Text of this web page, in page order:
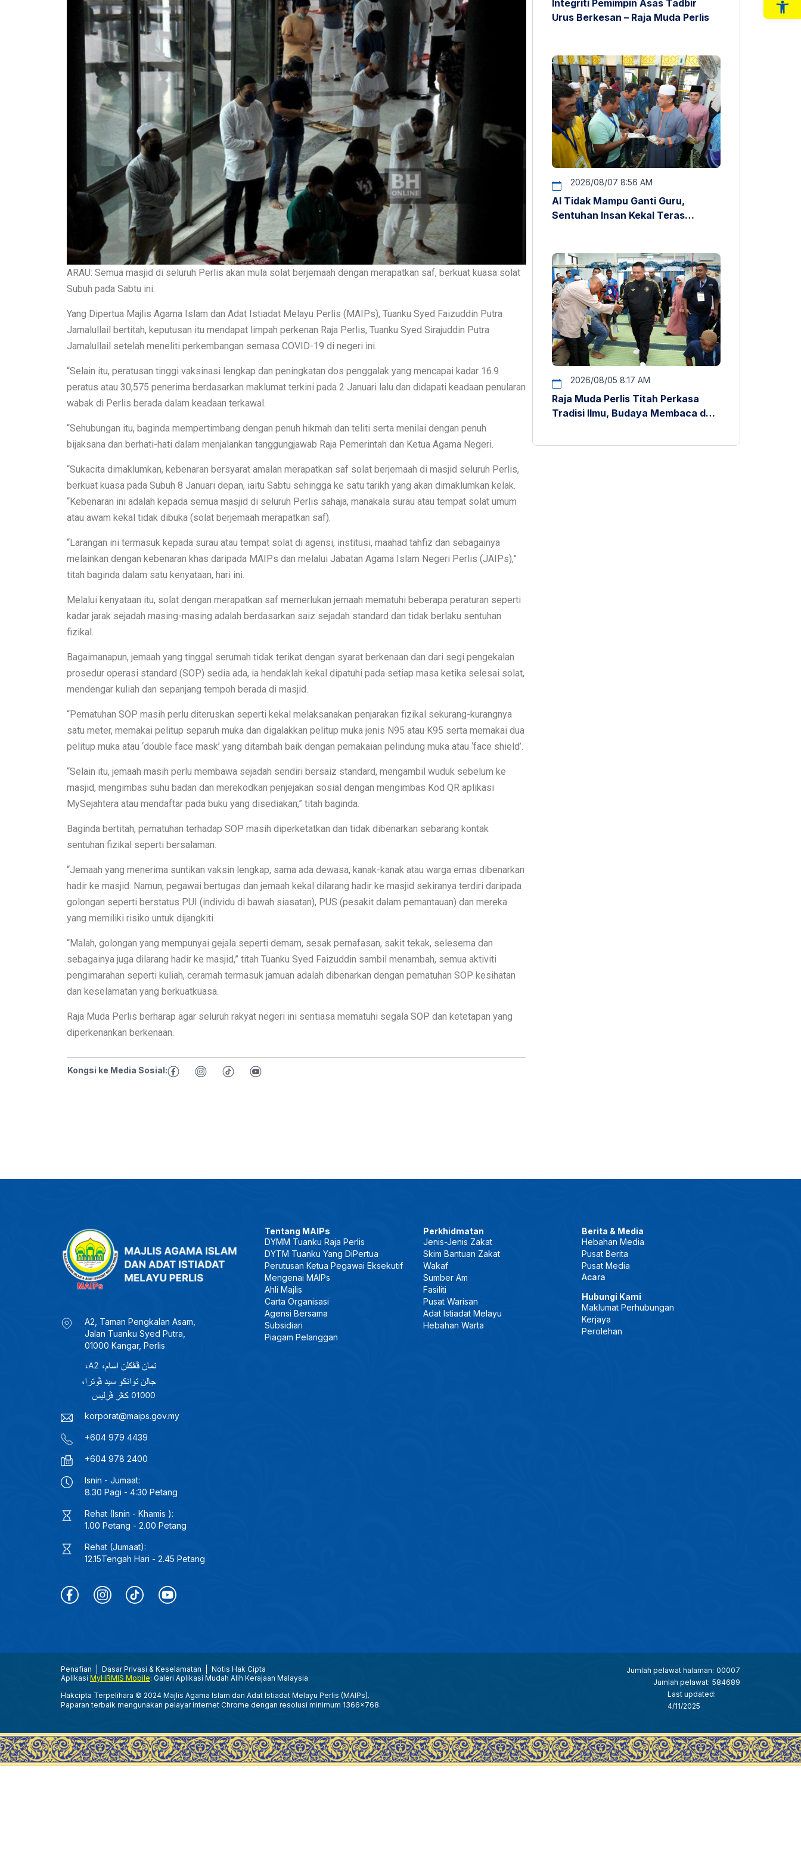
ARAU: Semua masjid di seluruh Perlis akan mula solat berjemaah dengan merapatkan saf, berkuat kuasa solat
Subuh pada Sabtu ini.
Yang Dipertua Majlis Agama Islam dan Adat Istiadat Melayu Perlis (MAIPs), Tuanku Syed Faizuddin Putra
Jamalullail bertitah, keputusan itu mendapat limpah perkenan Raja Perlis, Tuanku Syed Sirajuddin Putra
Jamalullail setelah meneliti perkembangan semasa COVID-19 di negeri ini.
“Selain itu, peratusan tinggi vaksinasi lengkap dan peningkatan dos penggalak yang mencapai kadar 16.9
peratus atau 30,575 penerima berdasarkan maklumat terkini pada 2 Januari lalu dan didapati keadaan penularan
wabak di Perlis berada dalam keadaan terkawal.
“Sehubungan itu, baginda mempertimbang dengan penuh hikmah dan teliti serta menilai dengan penuh
bijaksana dan berhati-hati dalam menjalankan tanggungjawab Raja Pemerintah dan Ketua Agama Negeri.
“Sukacita dimaklumkan, kebenaran bersyarat amalan merapatkan saf solat berjemaah di masjid seluruh Perlis,
berkuat kuasa pada Subuh 8 Januari depan, iaitu Sabtu sehingga ke satu tarikh yang akan dimaklumkan kelak.
“Kebenaran ini adalah kepada semua masjid di seluruh Perlis sahaja, manakala surau atau tempat solat umum
atau awam kekal tidak dibuka (solat berjemaah merapatkan saf).
“Larangan ini termasuk kepada surau atau tempat solat di agensi, institusi, maahad tahfiz dan sebagainya
melainkan dengan kebenaran khas daripada MAIPs dan melalui Jabatan Agama Islam Negeri Perlis (JAIPs),”
titah baginda dalam satu kenyataan, hari ini.
Melalui kenyataan itu, solat dengan merapatkan saf memerlukan jemaah mematuhi beberapa peraturan seperti
kadar jarak sejadah masing-masing adalah berdasarkan saiz sejadah standard dan tidak berlaku sentuhan
fizikal.
Bagaimanapun, jemaah yang tinggal serumah tidak terikat dengan syarat berkenaan dan dari segi pengekalan
prosedur operasi standard (SOP) sedia ada, ia hendaklah kekal dipatuhi pada setiap masa ketika selesai solat,
mendengar kuliah dan sepanjang tempoh berada di masjid.
“Pematuhan SOP masih perlu diteruskan seperti kekal melaksanakan penjarakan fizikal sekurang-kurangnya
satu meter, memakai pelitup separuh muka dan digalakkan pelitup muka jenis N95 atau K95 serta memakai dua
pelitup muka atau ‘double face mask’ yang ditambah baik dengan pemakaian pelindung muka atau ‘face shield’.
“Selain itu, jemaah masih perlu membawa sejadah sendiri bersaiz standard, mengambil wuduk sebelum ke
masjid, mengimbas suhu badan dan merekodkan penjejakan sosial dengan mengimbas Kod QR aplikasi
MySejahtera atau mendaftar pada buku yang disediakan,” titah baginda.
Baginda bertitah, pematuhan terhadap SOP masih diperketatkan dan tidak dibenarkan sebarang kontak
sentuhan fizikal seperti bersalaman.
“Jemaah yang menerima suntikan vaksin lengkap, sama ada dewasa, kanak-kanak atau warga emas dibenarkan
hadir ke masjid. Namun, pegawai bertugas dan jemaah kekal dilarang hadir ke masjid sekiranya terdiri daripada
golongan seperti berstatus PUI (individu di bawah siasatan), PUS (pesakit dalam pemantauan) dan mereka
yang memiliki risiko untuk dijangkiti.
“Malah, golongan yang mempunyai gejala seperti demam, sesak pernafasan, sakit tekak, selesema dan
sebagainya juga dilarang hadir ke masjid,” titah Tuanku Syed Faizuddin sambil menambah, semua aktiviti
pengimarahan seperti kuliah, ceramah termasuk jamuan adalah dibenarkan dengan pematuhan SOP kesihatan
dan keselamatan yang berkuatkuasa.
Raja Muda Perlis berharap agar seluruh rakyat negeri ini sentiasa mematuhi segala SOP dan ketetapan yang
diperkenankan berkenaan.
Kongsi ke Media Sosial:
Integriti Pemimpin Asas Tadbir
Urus Berkesan – Raja Muda Perlis
2026/08/07 8:56 AM
AI Tidak Mampu Ganti Guru,
Sentuhan Insan Kekal Teras
2026/08/05 8:17 AM
Raja Muda Perlis Titah Perkasa
Tradisi Ilmu, Budaya Membaca dan
A2, Taman Pengkalan Asam,
Jalan Tuanku Syed Putra,
01000 Kangar, Perlis
korporat@maips.gov.my
+604 979 4439
+604 978 2400
Isnin - Jumaat:
8.30 Pagi - 4:30 Petang
Rehat (Isnin - Khamis ):
1.00 Petang - 2.00 Petang
Rehat (Jumaat):
12.15Tengah Hari - 2.45 Petang
Tentang MAIPs
DYMM Tuanku Raja Perlis
DYTM Tuanku Yang DiPertua
Perutusan Ketua Pegawai Eksekutif
Mengenai MAIPs
Ahli Majlis
Carta Organisasi
Agensi Bersama
Subsidiari
Piagam Pelanggan
Perkhidmatan
Jenis-Jenis Zakat
Skim Bantuan Zakat
Wakaf
Sumber Am
Fasiliti
Pusat Warisan
Adat Istiadat Melayu
Hebahan Warta
Berita & Media
Hebahan Media
Pusat Berita
Pusat Media
Acara
Hubungi Kami
Maklumat Perhubungan
Kerjaya
Perolehan
Penafian Dasar Privasi & Keselamatan
Notis Hak Cipta
Aplikasi MyHRMIS Mobile: Galeri Aplikasi Mudah Alih Kerajaan Malaysia
Hakcipta Terpelihara © 2024 Majlis Agama Islam dan Adat Istiadat Melayu Perlis (MAIPs).
Paparan terbaik mengunakan pelayar internet Chrome dengan resolusi minimum 1366x768.
Jumlah pelawat halaman: 00007
Jumlah pelawat: 584689
Last updated:
4/11/2025